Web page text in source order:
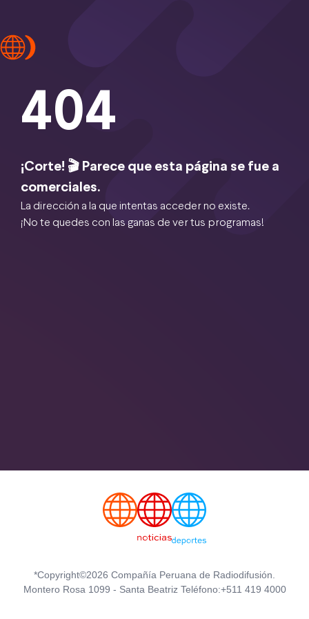
404
¡Corte! 🎬 Parece que esta página se fue a
comerciales.
La dirección a la que intentas acceder no existe.
¡No te quedes con las ganas de ver tus programas!
*Copyright©2026 Compañía Peruana de Radiodifusión.
Montero Rosa 1099 - Santa Beatriz Teléfono:+511 419 4000